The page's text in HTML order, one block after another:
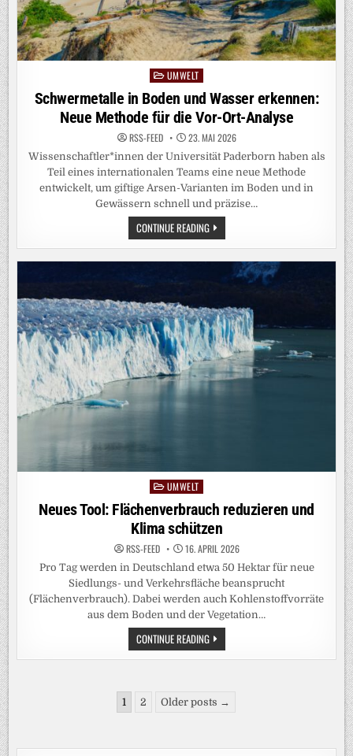
PostedUMWELT
Schwermetalle in Boden und Wasser erkennen:
Neue Methode für die Vor-Ort-Analyse
RSS-FEED 23. MAI 2026
Wissenschaftler*innen der Universität Paderborn haben als
Teil eines internationalen Teams eine neue Methode
entwickelt, um giftige Arsen-Varianten im Boden und in
Gewässern schnell und präzise…
CONTINUE READINGSCHWERMETALLE
IN
BODEN
ERKENNEN:
FÜR
DIE
VOR-
ORT-
ANALYSE
PostedUMWELT
Neues Tool: Flächenverbrauch reduzieren und
Klima schützen
RSS-FEED 16. APRIL 2026
Pro Tag werden in Deutschland etwa 50 Hektar für neue
Siedlungs- und Verkehrsfläche beansprucht
(Flächenverbrauch). Dabei werden auch Kohlenstoffvorräte
aus dem Boden und der Vegetation…
CONTINUE READINGNEUES
TOOL:
FLÄCHENVERBRAUCH
SCHÜTZEN
Seitennummerierung
Beiträge
1 2 Older posts →